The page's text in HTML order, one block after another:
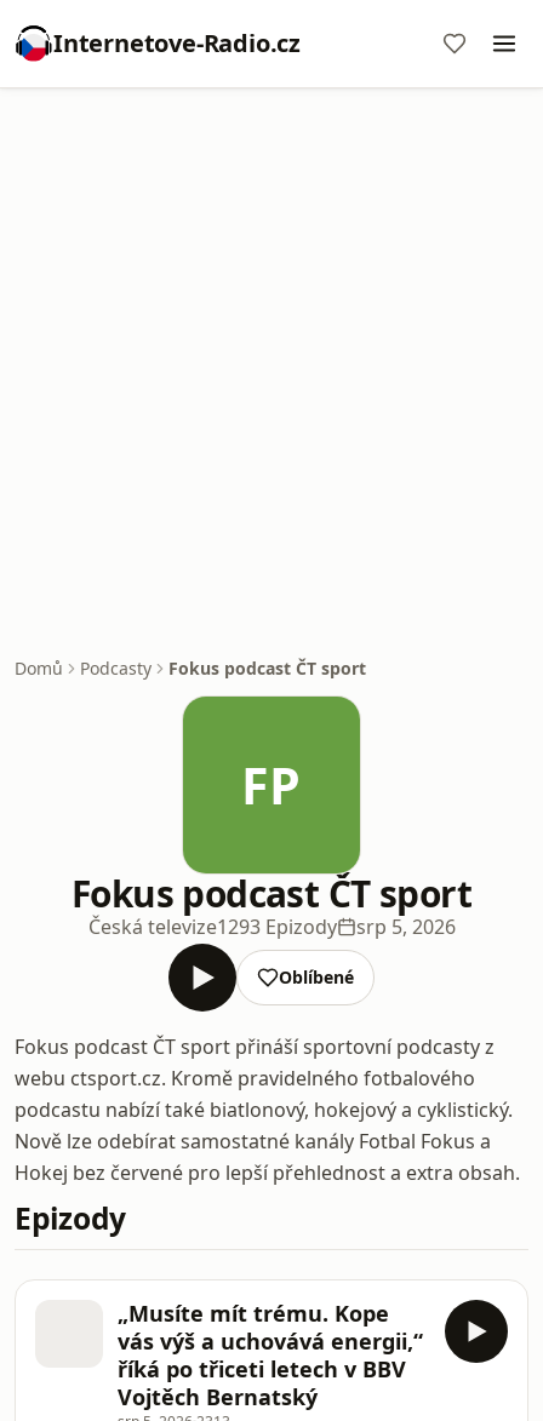
Internetove-Radio.cz
Domů Podcasty Fokus podcast ČT sport
FP
Fokus podcast ČT sport
Česká televize1293 Epizody srp 5, 2026
Oblíbené
Fokus podcast ČT sport přináší sportovní podcasty z
webu ctsport.cz. Kromě pravidelného fotbalového
podcastu nabízí také biatlonový, hokejový a cyklistický.
Nově lze odebírat samostatné kanály Fotbal Fokus a
Hokej bez červené pro lepší přehlednost a extra obsah.
Epizody
„Musíte mít trému. Kope
vás výš a uchovává energii,“
říká po třiceti letech v BBV
Vojtěch Bernatský